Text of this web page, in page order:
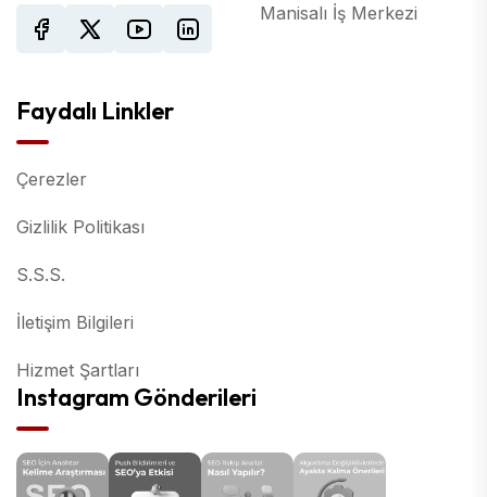
Manisalı İş Merkezi
Faydalı Linkler
Çerezler
Gizlilik Politikası
S.S.S.
İletişim Bilgileri
Hizmet Şartları
Instagram Gönderileri